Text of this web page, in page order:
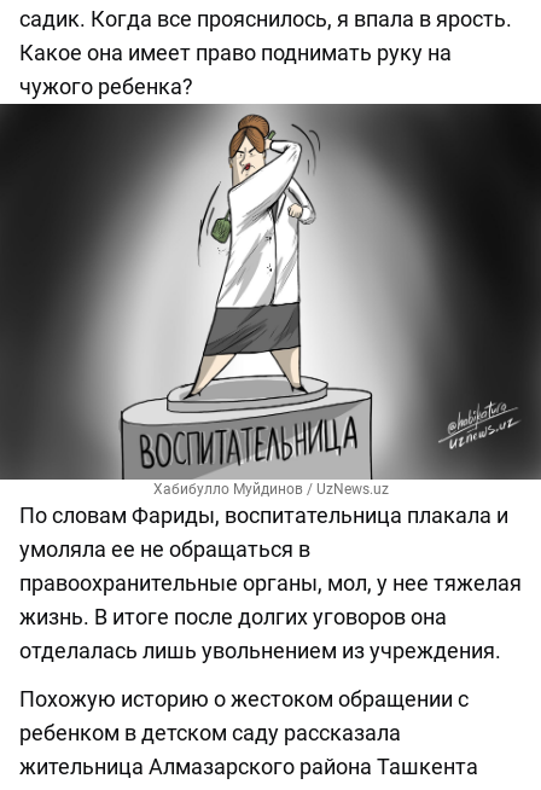
садик. Когда все прояснилось, я впала в ярость.
Какое она имеет право поднимать руку на
чужого ребенка?
Хабибулло Муйдинов / UzNews.uz
По словам Фариды, воспитательница плакала и
умоляла ее не обращаться в
правоохранительные органы, мол, у нее тяжелая
жизнь. В итоге после долгих уговоров она
отделалась лишь увольнением из учреждения.
Похожую историю о жестоком обращении с
ребенком в детском саду рассказала
жительница Алмазарского района Ташкента